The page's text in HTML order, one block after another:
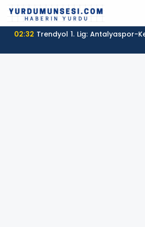
02:32 Trendyol 1. Lig: Antalyaspor-